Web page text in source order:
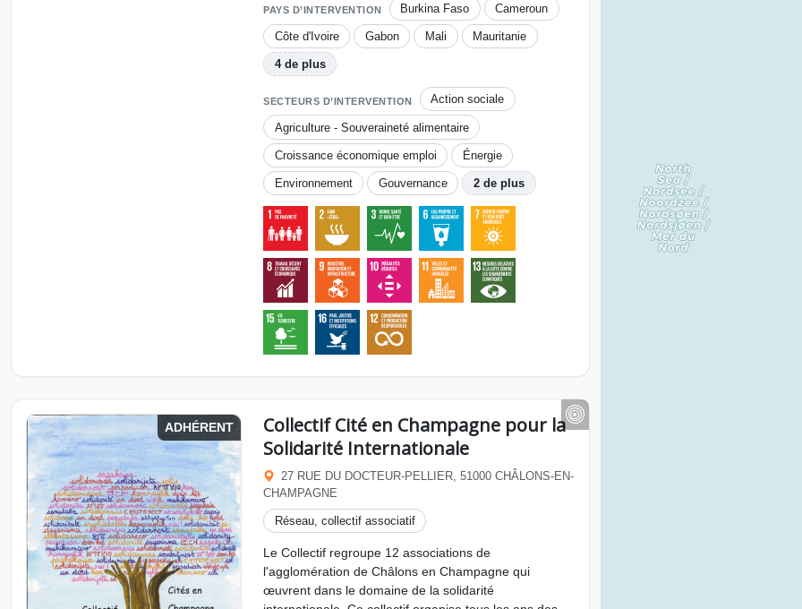
PAYS D’INTERVENTION Burkina Faso Cameroun
Côte d'Ivoire Gabon Mali Mauritanie
4 de plus
SECTEURS D’INTERVENTION Action sociale
Agriculture - Souveraineté alimentaire
Croissance économique emploi Énergie
Environnement Gouvernance 2 de plus
ADHÉRENT
Collectif Cité en Champagne pour la
Solidarité Internationale
27 RUE DU DOCTEUR-PELLIER, 51000 CHÂLONS-EN-
CHAMPAGNE
Réseau, collectif associatif
Le Collectif regroupe 12 associations de
l'agglomération de Châlons en Champagne qui
œuvrent dans le domaine de la solidarité